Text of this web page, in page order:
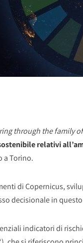
through the family
relativi
a Torino.
di Copernicus,
decisionale in
indicatori di